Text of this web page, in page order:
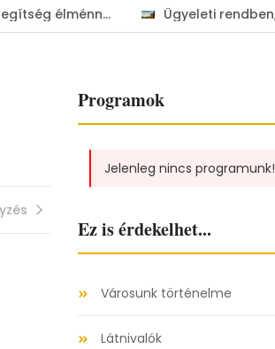
Amikor a segítség élménnyé válik
Programok
Jelenleg nincs programunk!
Ez is érdekelhet...
Városunk történelme
Látnivalók